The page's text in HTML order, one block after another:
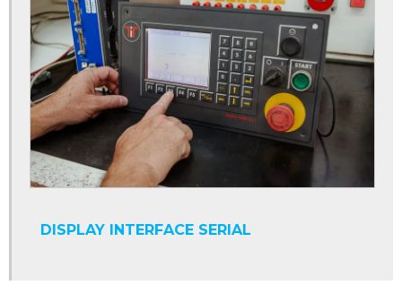
Fonte chaveada 24v para clp
Fonte de alimentação clp
Fonte para clp
Fonte plc
Ihm industrial
Ihm pc industrial
Limpeza de componentes eletrônicos
DISPLAY INTERFACE SERIAL